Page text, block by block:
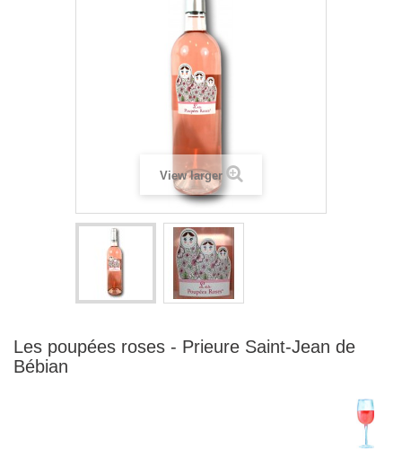
View larger
Les poupées roses - Prieure Saint-Jean de
Bébian